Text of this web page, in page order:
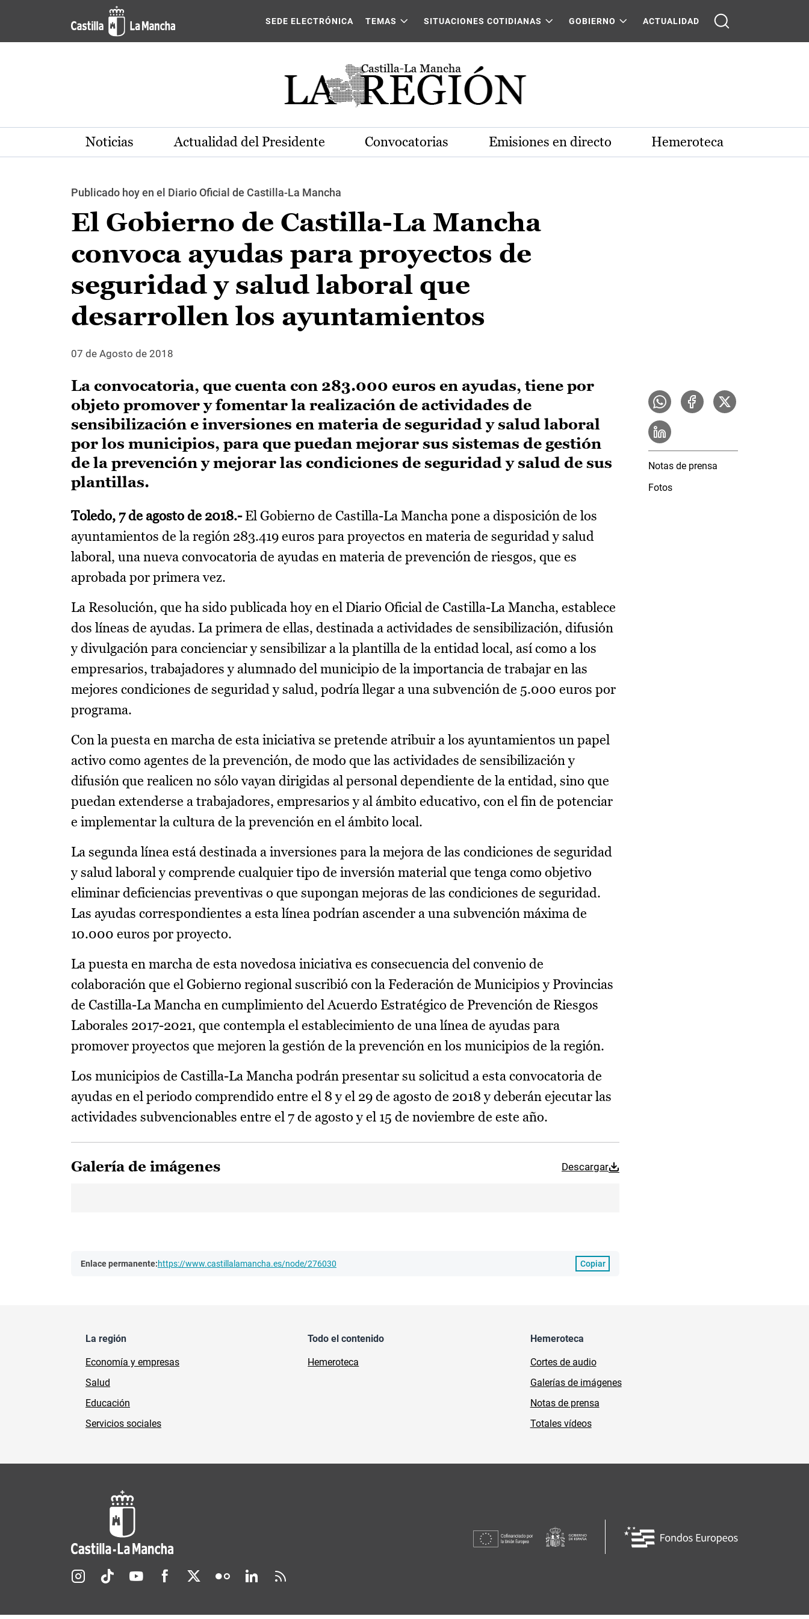
Pasar al contenido principal
SEDE ELECTRÓNICA TEMAS SITUACIONES COTIDIANAS GOBIERNO ACTUALIDAD
Noticias Actualidad del Presidente Convocatorias Emisiones en directo Hemeroteca
Publicado hoy en el Diario Oficial de Castilla-La Mancha
El Gobierno de Castilla-La Mancha
convoca ayudas para proyectos de
seguridad y salud laboral que
desarrollen los ayuntamientos
07 de Agosto de 2018
La convocatoria, que cuenta con 283.000 euros en ayudas, tiene por
objeto promover y fomentar la realización de actividades de
sensibilización e inversiones en materia de seguridad y salud laboral
por los municipios, para que puedan mejorar sus sistemas de gestión
de la prevención y mejorar las condiciones de seguridad y salud de sus
plantillas.
Toledo, 7 de agosto de 2018.-El Gobierno de Castilla-La Mancha pone a disposición de los
ayuntamientos de la región 283.419 euros para proyectos en materia de seguridad y salud
laboral, una nueva convocatoria de ayudas en materia de prevención de riesgos, que es
aprobada por primera vez.
La Resolución, que ha sido publicada hoy en el Diario Oficial de Castilla-La Mancha, establece
dos líneas de ayudas. La primera de ellas, destinada a actividades de sensibilización, difusión
y divulgación para concienciar y sensibilizar a la plantilla de la entidad local, así como a los
empresarios, trabajadores y alumnado del municipio de la importancia de trabajar en las
mejores condiciones de seguridad y salud, podría llegar a una subvención de 5.000 euros por
programa.
Con la puesta en marcha de esta iniciativa se pretende atribuir a los ayuntamientos un papel
activo como agentes de la prevención, de modo que las actividades de sensibilización y
difusión que realicen no sólo vayan dirigidas al personal dependiente de la entidad, sino que
puedan extenderse a trabajadores, empresarios y al ámbito educativo, con el fin de potenciar
e implementar la cultura de la prevención en el ámbito local.
La segunda línea está destinada a inversiones para la mejora de las condiciones de seguridad
y salud laboral y comprende cualquier tipo de inversión material que tenga como objetivo
eliminar deficiencias preventivas o que supongan mejoras de las condiciones de seguridad.
Las ayudas correspondientes a esta línea podrían ascender a una subvención máxima de
10.000 euros por proyecto.
La puesta en marcha de esta novedosa iniciativa es consecuencia del convenio de
colaboración que el Gobierno regional suscribió con la Federación de Municipios y Provincias
de Castilla-La Mancha en cumplimiento del Acuerdo Estratégico de Prevención de Riesgos
Laborales 2017-2021, que contempla el establecimiento de una línea de ayudas para
promover proyectos que mejoren la gestión de la prevención en los municipios de la región.
Los municipios de Castilla-La Mancha podrán presentar su solicitud a esta convocatoria de
ayudas en el periodo comprendido entre el 8 y el 29 de agosto de 2018 y deberán ejecutar las
actividades subvencionables entre el 7 de agosto y el 15 de noviembre de este año.
Galería de imágenes Descargar
Enlace permanente:https://www.castillalamancha.es/node/276030 Copiar
Notas de prensa
Fotos
La región
Economía y empresas
Salud
Educación
Servicios sociales
Todo el contenido
Hemeroteca
Hemeroteca
Cortes de audio
Galerías de imágenes
Notas de prensa
Totales vídeos
Redes sociales JCCM